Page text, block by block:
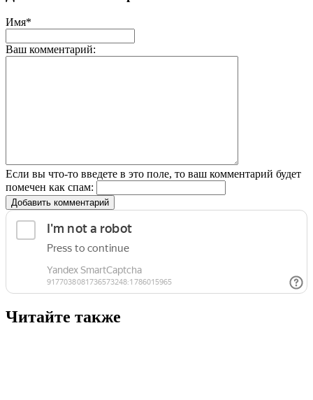
Имя*
Ваш комментарий:
Если вы что-то введете в это поле, то ваш комментарий будет
помечен как спам:
Добавить комментарий
Читайте также